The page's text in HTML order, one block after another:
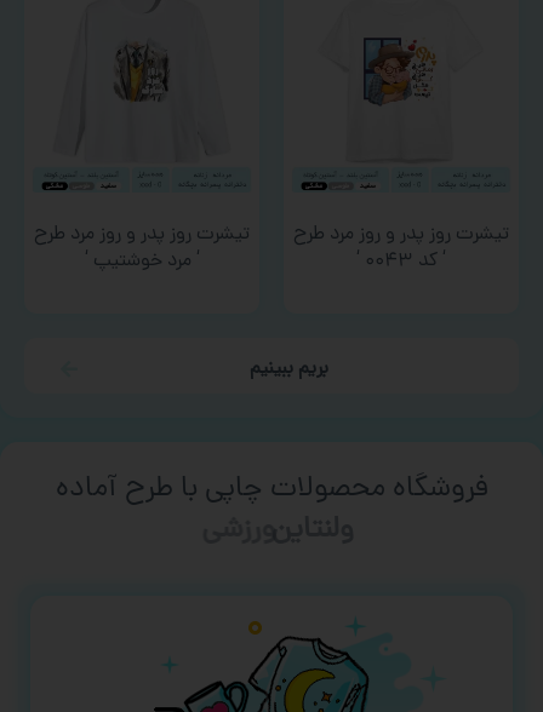
تیشرت روز پدر و روز مرد طرح
‘ کد ۰۰۴۳ ‘
تیشرت روز پدر و روز مرد طرح
‘ مرد خوشتیپ ‘
بریم ببینیم
فروشگاه محصولات چاپی با طرح آماده
ورزشی